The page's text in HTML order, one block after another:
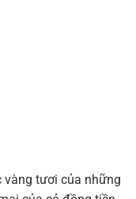
vàng tươi của những